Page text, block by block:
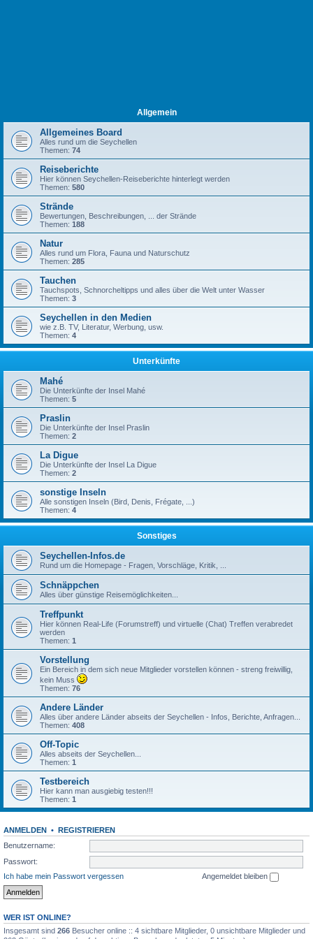
Allgemein
Allgemeines Board
Alles rund um die Seychellen
Themen: 74
Reiseberichte
Hier können Seychellen-Reiseberichte hinterlegt werden
Themen: 580
Strände
Bewertungen, Beschreibungen, ... der Strände
Themen: 188
Natur
Alles rund um Flora, Fauna und Naturschutz
Themen: 285
Tauchen
Tauchspots, Schnorcheltipps und alles über die Welt unter Wasser
Themen: 3
Seychellen in den Medien
wie z.B. TV, Literatur, Werbung, usw.
Themen: 4
Unterkünfte
Mahé
Die Unterkünfte der Insel Mahé
Themen: 5
Praslin
Die Unterkünfte der Insel Praslin
Themen: 2
La Digue
Die Unterkünfte der Insel La Digue
Themen: 2
sonstige Inseln
Alle sonstigen Inseln (Bird, Denis, Frégate, ...)
Themen: 4
Sonstiges
Seychellen-Infos.de
Rund um die Homepage - Fragen, Vorschläge, Kritik, ...
Schnäppchen
Alles über günstige Reisemöglichkeiten...
Treffpunkt
Hier können Real-Life (Forumstreff) und virtuelle (Chat) Treffen verabredet
werden
Themen: 1
Vorstellung
Ein Bereich in dem sich neue Mitglieder vorstellen können - streng freiwillig,
kein Muss
Themen: 76
Andere Länder
Alles über andere Länder abseits der Seychellen - Infos, Berichte, Anfragen...
Themen: 408
Off-Topic
Alles abseits der Seychellen...
Themen: 1
Testbereich
Hier kann man ausgiebig testen!!!
Themen: 1
ANMELDEN • REGISTRIEREN
Benutzername:
Passwort:
Ich habe mein Passwort vergessen
Angemeldet bleiben
WER IST ONLINE?
Insgesamt sind 266 Besucher online :: 4 sichtbare Mitglieder, 0 unsichtbare Mitglieder und